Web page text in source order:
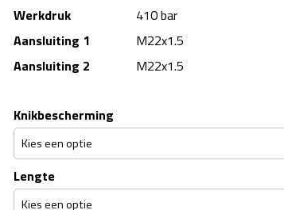
Werkdruk
410 bar
Aansluiting 1
M22x1.5
Aansluiting 2
M22x1.5
Knikbescherming
Lengte